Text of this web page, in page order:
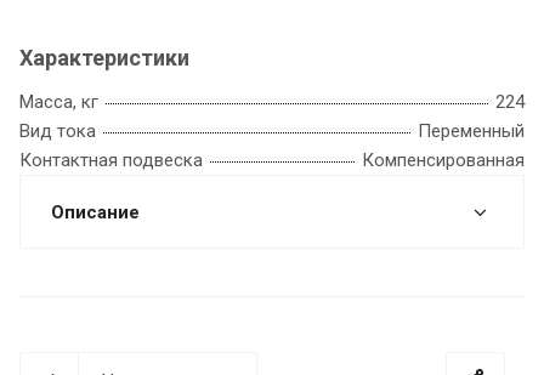
Характеристики
Масса, кг
224
Вид тока
Переменный
Контактная подвеска
Компенсированная
Описание